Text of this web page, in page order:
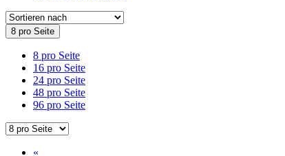
8 pro Seite
8 pro Seite
16 pro Seite
24 pro Seite
48 pro Seite
96 pro Seite
«